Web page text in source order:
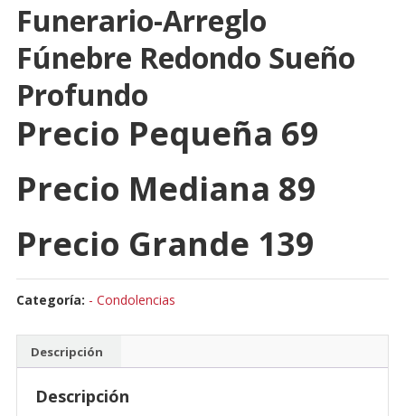
Funerario-Arreglo
Fúnebre Redondo Sueño
Profundo
Precio Pequeña 69
Precio Mediana 89
Precio Grande 139
Categoría: - Condolencias
Descripción
Descripción